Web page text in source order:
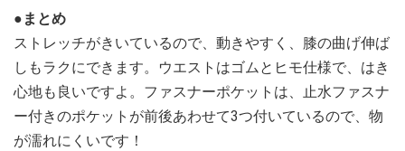
●まとめ
ストレッチがきいているので、動きやすく、膝の曲げ伸ば
しもラクにできます。ウエストはゴムとヒモ仕様で、はき
心地も良いですよ。ファスナーポケットは、止水ファスナ
ー付きのポケットが前後あわせて3つ付いているので、物
が濡れにくいです！